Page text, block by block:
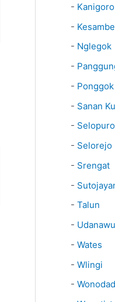
- Kanigoro
-
- Nglegok
-
- Ponggok
- Sanan
- Selopuro
- Selorejo
- Srengat
-
- Talun
- Udanawu
- Wates
- Wlingi
-